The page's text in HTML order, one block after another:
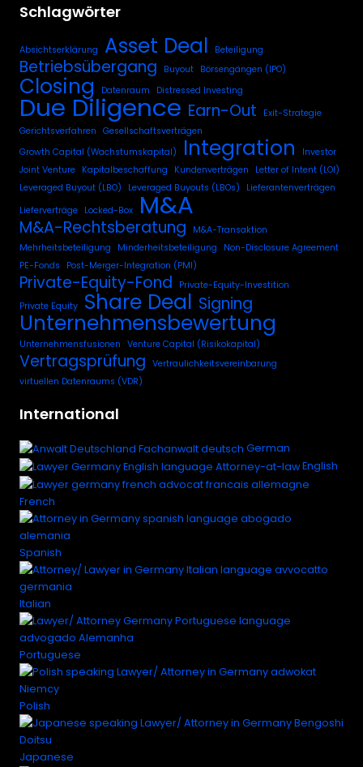
Schlagwörter
Absichtserklärung Asset Deal Beteiligung
Betriebsübergang Buyout Börsengängen (IPO)
Closing Datenraum Distressed Investing
Due Diligence Earn-Out
Exit-Strategie
Gerichtsverfahren Gesellschaftsverträgen
Growth Capital (Wachstumskapital)
Integration
Investor
Joint Venture Kapitalbeschaffung Kundenverträgen
Letter of Intent (LOI)
Leveraged Buyout (LBO)
Leveraged Buyouts (LBOs)
Lieferantenverträgen
Lieferverträge Locked-Box M&A
M&A-Rechtsberatung
M&A-Transaktion
Mehrheitsbeteiligung
Minderheitsbeteiligung
Non-Disclosure Agreement
PE-Fonds
Post-Merger-Integration (PMI)
Private-Equity-Fond
Private-Equity-Investition
Private Equity Share Deal Signing
Unternehmensbewertung
Unternehmensfusionen Venture Capital (Risikokapital)
Vertragsprüfung Vertraulichkeitsvereinbarung
virtuellen Datenraums (VDR)
International
German
English
French
Spanish
Italian
Portuguese
Polish
Japanese